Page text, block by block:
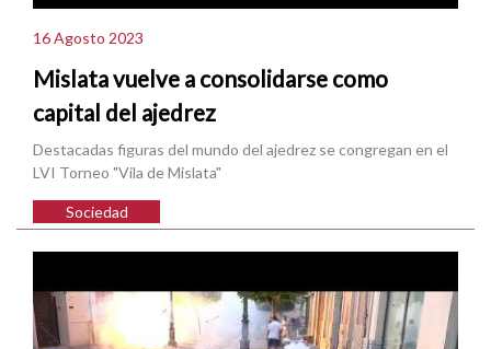
16 Agosto 2023
Mislata vuelve a consolidarse como
capital del ajedrez
Destacadas figuras del mundo del ajedrez se congregan en el
LVI Torneo "Vila de Mislata"
Sociedad